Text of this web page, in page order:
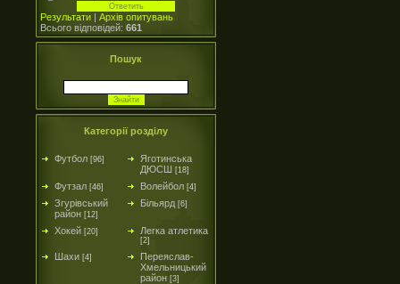
Результати | Архів опитувань
Всього відповідей: 661
Пошук
Категорії розділу
Футбол [96]
Яготинська
ДЮСШ [18]
Футзал [46] Волейбол [4]
Згурівський
район [12]
Більярд [6]
Хокей [20] Легка атлетика
[2]
Шахи [4]
Переяслав-
Хмельницький
район [3]